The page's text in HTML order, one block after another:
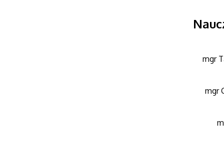
mgr
mgr